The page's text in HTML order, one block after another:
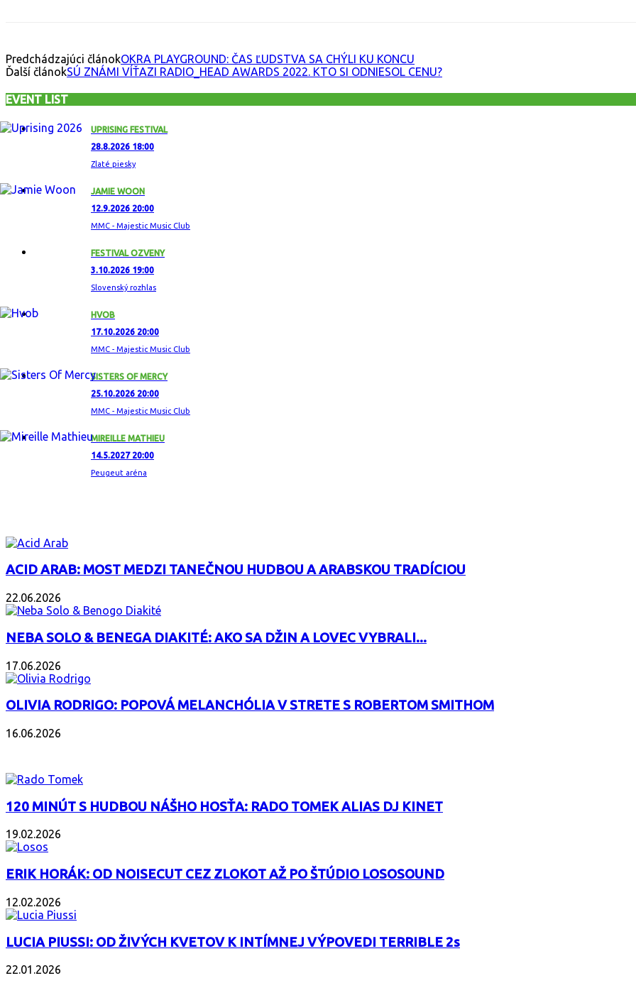
Predchádzajúci článokOKRA PLAYGROUND: ČAS ĽUDSTVA SA CHÝLI KU KONCU
Ďalší článokSÚ ZNÁMI VÍŤAZI RADIO_HEAD AWARDS 2022. KTO SI ODNIESOL CENU?
EVENT LIST
UPRISING FESTIVAL
28.8.2026 18:00
Zlaté piesky
JAMIE WOON
12.9.2026 20:00
MMC - Majestic Music Club
FESTIVAL OZVENY
3.10.2026 19:00
Slovenský rozhlas
HVOB
17.10.2026 20:00
MMC - Majestic Music Club
SISTERS OF MERCY
25.10.2026 20:00
MMC - Majestic Music Club
MIREILLE MATHIEU
14.5.2027 20:00
Peugeut aréna
ACID ARAB: MOST MEDZI TANEČNOU HUDBOU A ARABSKOU TRADÍCIOU
22.06.2026
NEBA SOLO & BENEGA DIAKITÉ: AKO SA DŽIN A LOVEC VYBRALI...
17.06.2026
OLIVIA RODRIGO: POPOVÁ MELANCHÓLIA V STRETE S ROBERTOM SMITHOM
16.06.2026
120 MINÚT S HUDBOU NÁŠHO HOSŤA: RADO TOMEK ALIAS DJ KINET
19.02.2026
ERIK HORÁK: OD NOISECUT CEZ ZLOKOT AŽ PO ŠTÚDIO LOSOSOUND
12.02.2026
LUCIA PIUSSI: OD ŽIVÝCH KVETOV K INTÍMNEJ VÝPOVEDI TERRIBLE 2s
22.01.2026